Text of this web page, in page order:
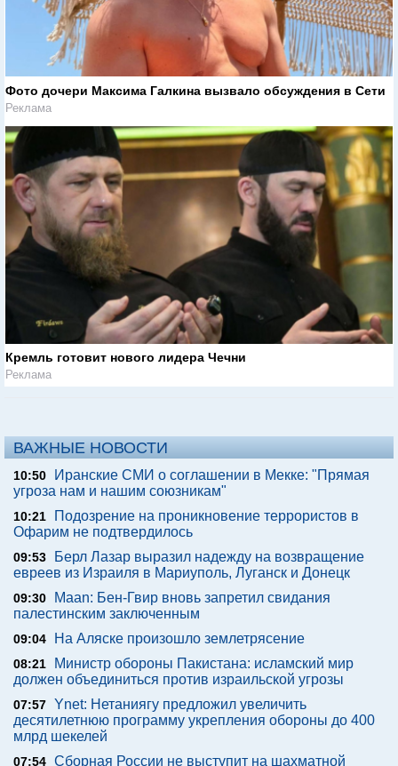
Фото дочери Максима Галкина вызвало обсуждения в Сети
Реклама
Кремль готовит нового лидера Чечни
Реклама
ВАЖНЫЕ НОВОСТИ
10:50
Иранские СМИ о соглашении в Мекке: "Прямая
угроза нам и нашим союзникам"
10:21
Подозрение на проникновение террористов в
Офарим не подтвердилось
09:53
Берл Лазар выразил надежду на возвращение
евреев из Израиля в Мариуполь, Луганск и Донецк
09:30
Maan: Бен-Гвир вновь запретил свидания
палестинским заключенным
09:04 На Аляске произошло землетрясение
08:21
Министр обороны Пакистана: исламский мир
должен объединиться против израильской угрозы
07:57 Ynet: Нетаниягу предложил увеличить
десятилетнюю программу укрепления обороны до 400
млрд шекелей
07:54 Сборная России не выступит на шахматной